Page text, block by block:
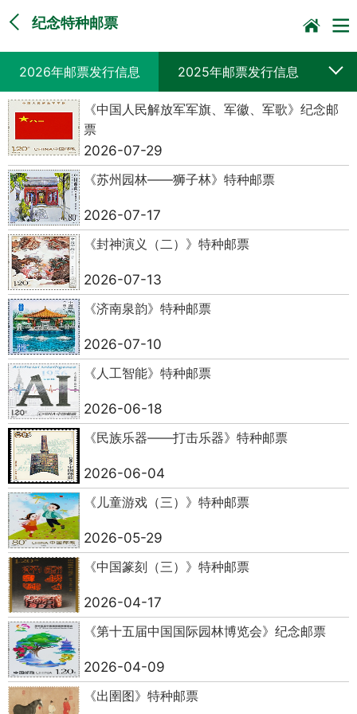
纪念特种邮票
2026年邮票发行信息 2025年邮票发行信息
2024年邮票发行信息 2023年邮票发行信息
2022年邮票发行信息
2020年邮票发行信息
《中国人民解放军军旗、军徽、军歌》纪念邮
票
2026-07-29
《苏州园林——狮子林》特种邮票
2026-07-17
《封神演义（二）》特种邮票
2026-07-13
《济南泉韵》特种邮票
2026-07-10
《人工智能》特种邮票
2026-06-18
《民族乐器——打击乐器》特种邮票
2026-06-04
《儿童游戏（三）》特种邮票
2026-05-29
《中国篆刻（三）》特种邮票
2026-04-17
《第十五届中国国际园林博览会》纪念邮票
2026-04-09
《出圉图》特种邮票